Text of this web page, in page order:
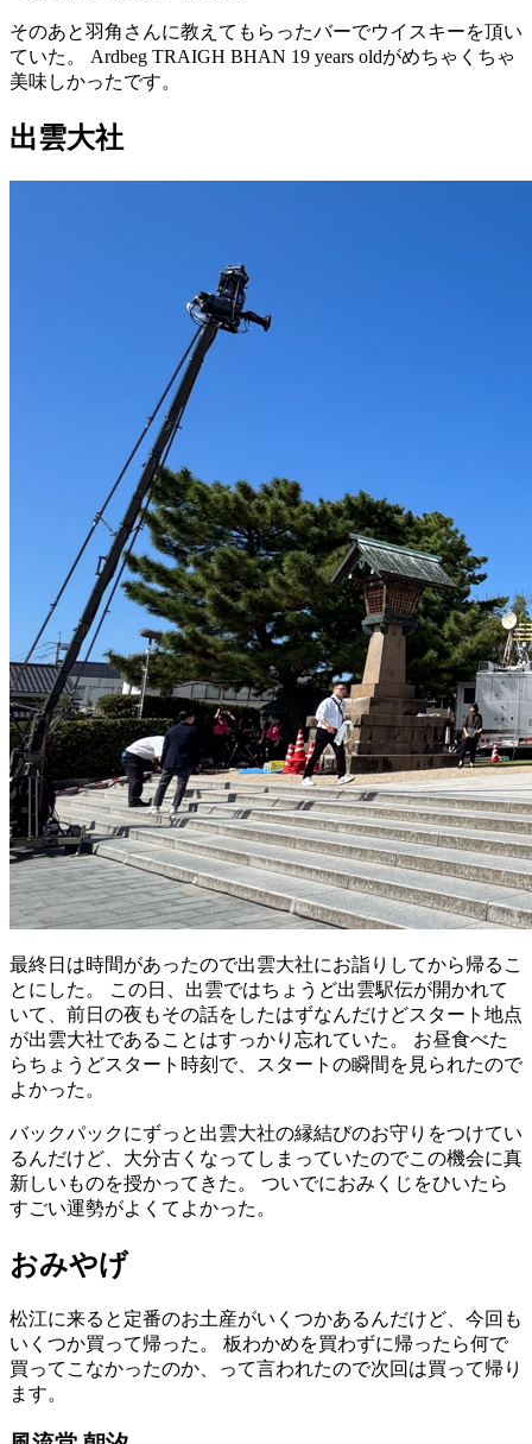
そのあと羽角 さんに教 えてもらったバーでウイスキーを頂い
ていた。 Ardbeg TRAIGH BHAN 19 years oldがめちゃくちゃ
美味 しかったです。
出雲大社
最終日 は時間があったので出雲大社にお詣 りしてから帰るこ
とにした。 この日 出雲ではちょうど出雲駅伝が開かれて
いて、 前日 の夜 もその話をしたはずなんだけどスタート 地点
が出雲大社であることはすっかり 忘れていた。 お昼食べた
らちょうどスタート 時刻 で、スタートの瞬間 を 見られたので
よかった。
バックパックにずっと 出雲大社の縁結びのお守 りをつけてい
るんだけど、 大分古 くなってしまっていたのでこの機会に真
新しいものを授かってきた。 ついでにおみくじをひいたら
すごい運勢がよくてよかった。
おみやげ
松江に来ると 定番のお土産がいくつかあるんだけど、 今回 も
いくつか買って帰った。 板わかめを買わずに帰ったら何で
買ってこなかったのか、って言われたので次回 は買って帰 り
ます。